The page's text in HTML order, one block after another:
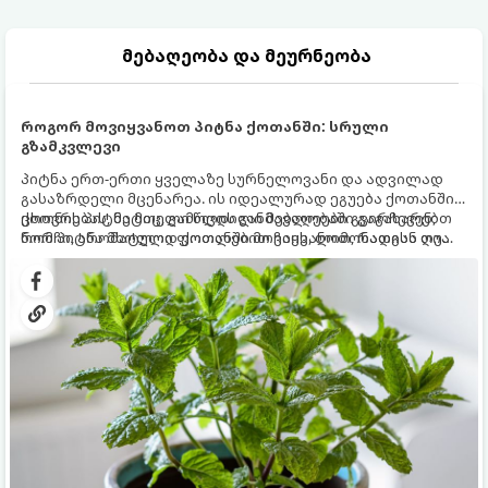
მებაღეობა და მეურნეობა
როგორ მოვიყვანოთ პიტნა ქოთანში: სრული
გზამკვლევი
პიტნა ერთ-ერთი ყველაზე სურნელოვანი და ადვილად
გასაზრდელი მცენარეა. ის იდეალურად ეგუება ქოთანში
ცხოვრებას, მეტიც, გამოცდილი მებაღეები გვირჩევენ,
რომ პიტნა მხოლოდ ქოთანში მოვიყვანოთ, რადგან ღია
გრუნტში (ბაღში) დარგვისას ის ფესვებით ძალიან
სწრაფად ვრცელდება და სხვა მცენარეებს ავიწროებს.
ქოთნის პიტნა მთელი წლის განმავლობაში გაგახარებთ
ნორჩი, არომატული ფოთლებით ჩაის, ლიმონათისა თუ
კერძებისთვის.